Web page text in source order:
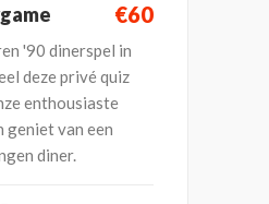
€60
'90 dinerspel in
deze privé quiz
enthousiaste
geniet van een
diner.